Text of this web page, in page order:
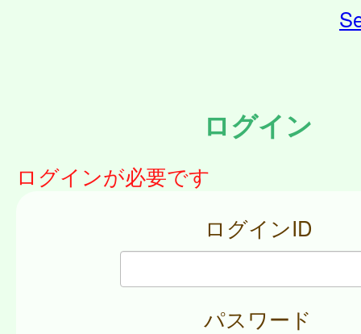
ログイン
ログインが必要です
ログインID
パスワード